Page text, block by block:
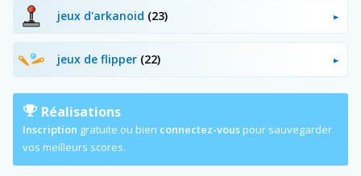
jeux d'arkanoid (23)
jeux de flipper (22)
Réalisations
Inscription gratuite ou bien connectez-vous pour sauvegarder
vos meilleurs scores.